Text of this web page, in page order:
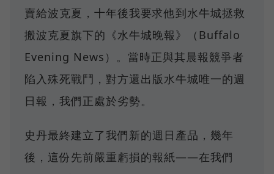
賣給波克夏，十年後我要求他到水牛城拯救
搬波克夏旗下的《水牛城晚報》（Buffalo
Evening News）。當時正與其晨報競爭者
陷入殊死戰鬥，對方還出版水牛城唯一的週
日報，我們正處於劣勢。
史丹最終建立了我們新的週日產品，幾年
後，這份先前嚴重虧損的報紙——在我們